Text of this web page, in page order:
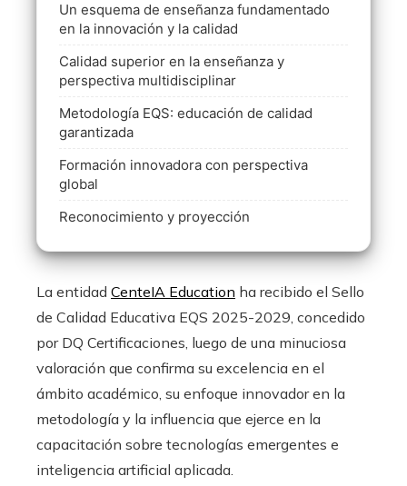
Un esquema de enseñanza fundamentado
en la innovación y la calidad
Calidad superior en la enseñanza y
perspectiva multidisciplinar
Metodología EQS: educación de calidad
garantizada
Formación innovadora con perspectiva
global
Reconocimiento y proyección
La entidad CenteIA Education ha recibido el Sello
de Calidad Educativa EQS 2025-2029, concedido
por DQ Certificaciones, luego de una minuciosa
valoración que confirma su excelencia en el
ámbito académico, su enfoque innovador en la
metodología y la influencia que ejerce en la
capacitación sobre tecnologías emergentes e
inteligencia artificial aplicada.